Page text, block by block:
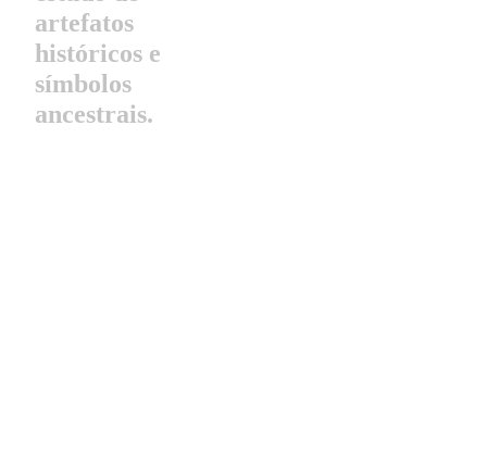
artefatos
históricos e
símbolos
ancestrais.